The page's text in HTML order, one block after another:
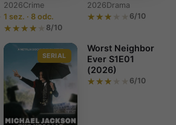
2026Crime
1 sez. · 8 odc.
8/10
2026Drama
6/10
SERIAL
Worst Neighbor
Ever S1E01
(2026)
6/10